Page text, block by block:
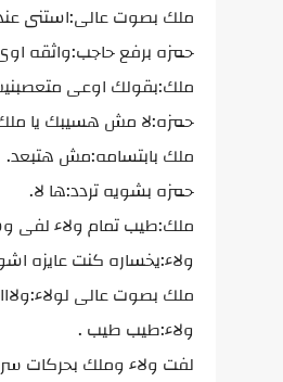
ملك بصوت عالى:استنى
حمزه برفع حاجب:واثقه
ملك:بقولك اوعى
حمزه:لا مش هسيبك يا
ملك بابتسامه:مش هتبعد.
حمزه بشويه تردد:ها لا.
ملك:طيب تمام ولاء لفى
ولاء:يخساره كنت عايزه
ملك بصوت عالى
ولاء:طيب طيب .
لفت ولاء وملك بحركات